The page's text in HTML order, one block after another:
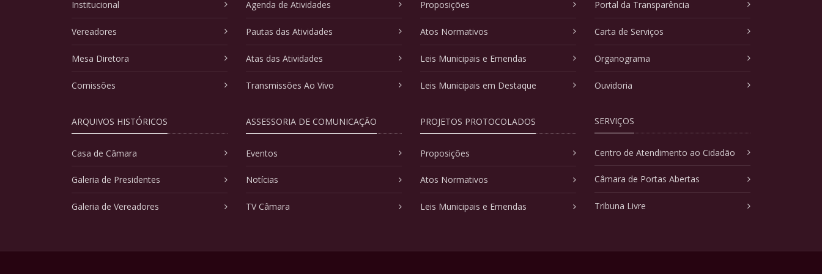
Institucional
Vereadores
Mesa Diretora
Comissões
ARQUIVOS HISTÓRICOS
Casa de Câmara
Galeria de Presidentes
Galeria de Vereadores
Agenda de Atividades
Pautas das Atividades
Atas das Atividades
Transmissões Ao Vivo
ASSESSORIA DE COMUNICAÇÃO
Eventos
Notícias
TV Câmara
Proposições
Atos Normativos
Leis Municipais e Emendas
Leis Municipais em Destaque
PROJETOS PROTOCOLADOS
Proposições
Atos Normativos
Leis Municipais e Emendas
Portal da Transparência
Carta de Serviços
Organograma
Ouvidoria
SERVIÇOS
Centro de Atendimento ao Cidadão
Câmara de Portas Abertas
Tribuna Livre